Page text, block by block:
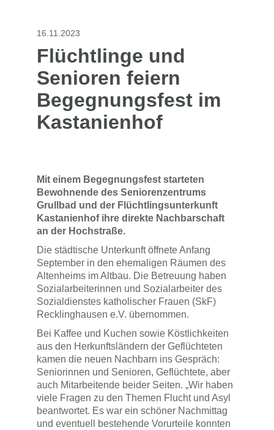
16.11.2023
Flüchtlinge und
Senioren feiern
Begegnungsfest im
Kastanienhof
Mit einem Begegnungsfest starteten
Bewohnende des Seniorenzentrums
Grullbad und der Flüchtlingsunterkunft
Kastanienhof ihre direkte Nachbarschaft
an der Hochstraße.
Die städtische Unterkunft öffnete Anfang
September in den ehemaligen Räumen des
Altenheims im Altbau. Die Betreuung haben
Sozialarbeiterinnen und Sozialarbeiter des
Sozialdienstes katholischer Frauen (SkF)
Recklinghausen e.V. übernommen.
Bei Kaffee und Kuchen sowie Köstlichkeiten
aus den Herkunftsländern der Geflüchteten
kamen die neuen Nachbarn ins Gespräch:
Seniorinnen und Senioren, Geflüchtete, aber
auch Mitarbeitende beider Seiten. „Wir haben
viele Fragen zu den Themen Flucht und Asyl
beantwortet. Es war ein schöner Nachmittag
und eventuell bestehende Vorurteile konnten